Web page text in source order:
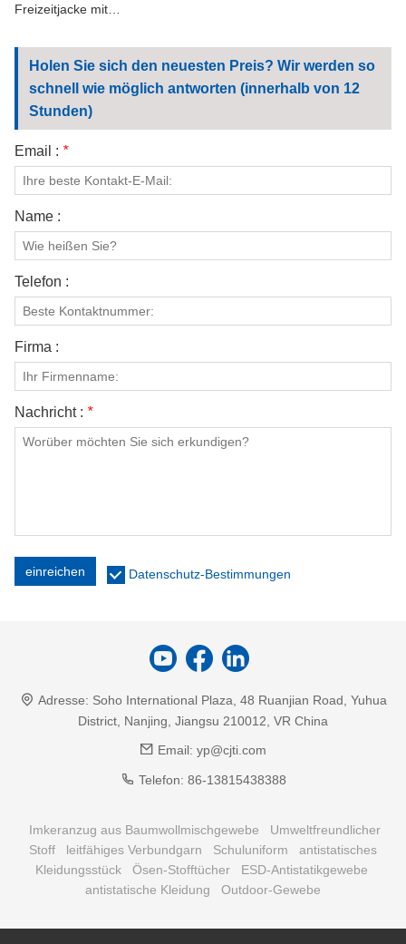
Freizeitjacke mit
Reißverschluss, Arbeitsjacke
Holen Sie sich den neuesten Preis? Wir werden so
schnell wie möglich antworten (innerhalb von 12
Stunden)
Email : *
Name :
Telefon :
Firma :
Nachricht : *
einreichen Datenschutz-Bestimmungen
Adresse: Soho International Plaza, 48 Ruanjian Road, Yuhua
District, Nanjing, Jiangsu 210012, VR China
Email: yp@cjti.com
Telefon: 86-13815438388
Imkeranzug aus Baumwollmischgewebe
Umweltfreundlicher
Stoff
leitfähiges Verbundgarn Schuluniform
antistatisches
Kleidungsstück
Ösen-Stofftücher
ESD-Antistatikgewebe
antistatische Kleidung
Outdoor-Gewebe